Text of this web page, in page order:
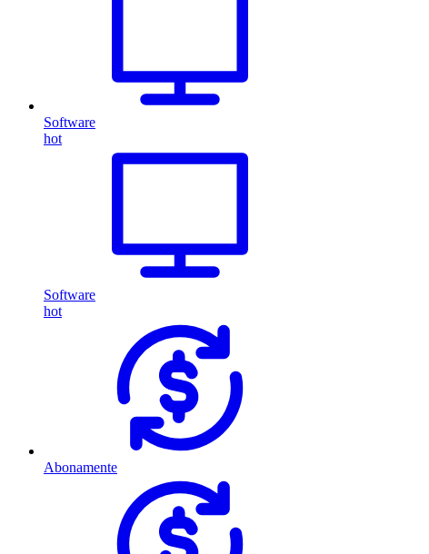
Software
hot
Software
hot
Abonamente